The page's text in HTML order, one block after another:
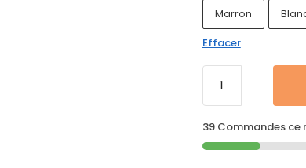
Marron
Effacer
39 Commandes ce